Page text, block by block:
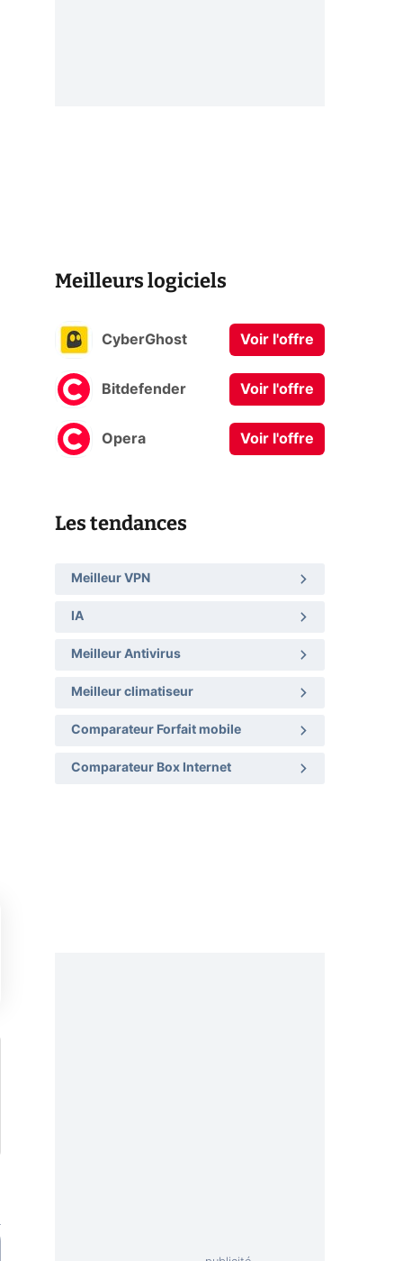
Meilleurs logiciels
CyberGhost Voir l'offre
Bitdefender Voir l'offre
Opera Voir l'offre
Les tendances
Meilleur VPN
IA
Meilleur Antivirus
Meilleur climatiseur
Comparateur Forfait mobile
Comparateur Box Internet